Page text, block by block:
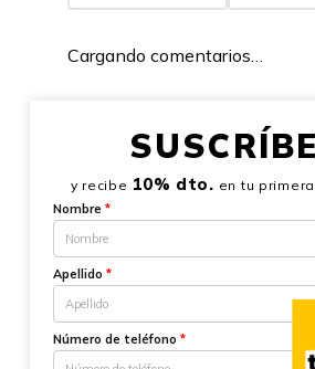
Cargando comentarios…
y recibe 10% dto. en tu
Nombre *
Apellido *
Número de teléfono *